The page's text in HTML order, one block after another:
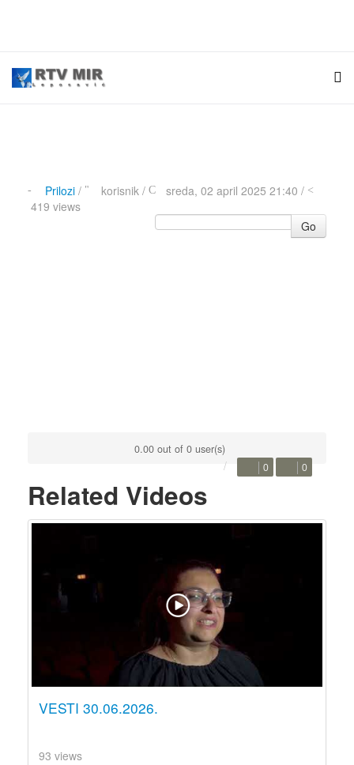
Prilozi/ korisnik /
sreda, 02 april 2025 21:40 /
419 views
Go
0.00 out of 0 user(s)
0 0
Related Videos
VESTI 30.06.2026.
93 views